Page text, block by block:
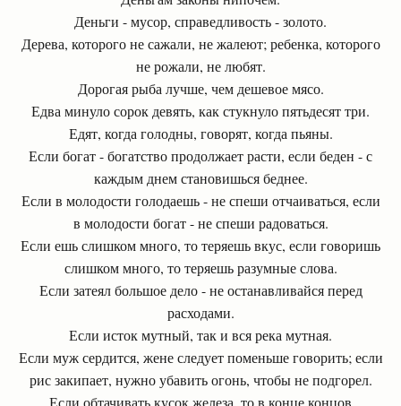
Деньги - мусор, справедливость - золото.
Дерева, которого не сажали, не жалеют; ребенка, которого
не рожали, не любят.
Дорогая рыба лучше, чем дешевое мясо.
Едва минуло сорок девять, как стукнуло пятьдесят три.
Едят, когда голодны, говорят, когда пьяны.
Если богат - богатство продолжает расти, если беден - с
каждым днем становишься беднее.
Если в молодости голодаешь - не спеши отчаиваться, если
в молодости богат - не спеши радоваться.
Если ешь слишком много, то теряешь вкус, если говоришь
слишком много, то теряешь разумные слова.
Если затеял большое дело - не останавливайся перед
расходами.
Если исток мутный, так и вся река мутная.
Если муж сердится, жене следует поменьше говорить; если
рис закипает, нужно убавить огонь, чтобы не подгорел.
Если обтачивать кусок железа, то в конце концов